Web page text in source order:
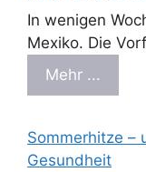
In wenigen
Mexiko. Die
Mehr ...
Sommerhitze –
Gesundheit